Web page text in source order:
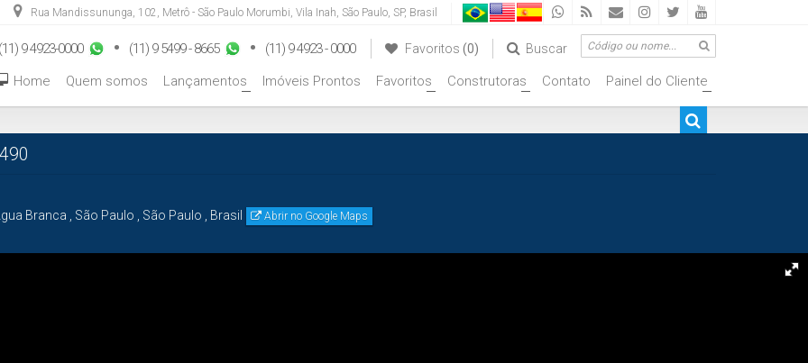
Rua Mandissununga, 102, Metrô - São Paulo Morumbi, Vila Inah, São Paulo, SP, Brasil
Buscar
Favoritos (0)
9 4923-0000 (11) 9 5499 - 8665 (11) 9 4923 - 0000
+
Painel do Cliente
Contato
+
Construtoras
+
Favoritos
Imóveis Prontos
+
Lançamentos
Quem somos
Home
Branca São Paulo São Paulo Brasil Abrir no Google Maps